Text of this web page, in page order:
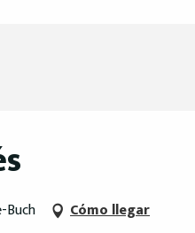
Buch Cómo llegar